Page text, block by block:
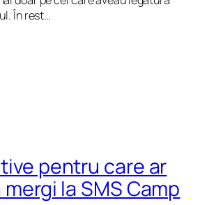
În rest…
pentru care ar
la SMS Camp